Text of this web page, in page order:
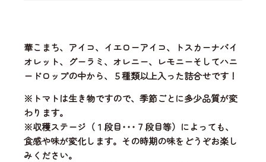
華こまち、アイコ、イエローアイコ、トスカーナバイ
オレット、グーラミ、オレニー、レモニーそしてハニ
ードロップの中から、
５種類以上入った詰合せです！
※トマトは生き物ですので、季節ごとに多少品質が変
わります。
※収穫ステージ（１段目･･･７段目等）によっても、
食感や味が変化します。その時期の味をどうぞお楽し
みください。